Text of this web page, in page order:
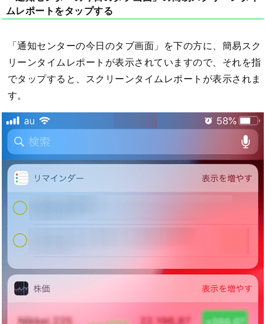
ムレポートをタップする
「通知センターの今日のタブ画面」を下の方に、簡易スク
リーンタイムレポートが表示されていますので、それを指
でタップすると、スクリーンタイムレポートが表示されま
す。